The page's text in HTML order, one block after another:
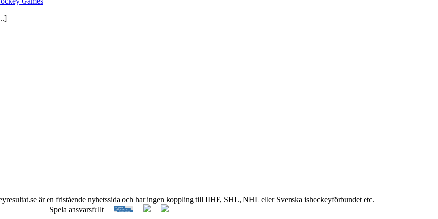
är en fristående nyhetssida och har ingen koppling till IIHF, SHL, NHL eller Svenska ishockeyförbundet etc.
Spela ansvarsfullt